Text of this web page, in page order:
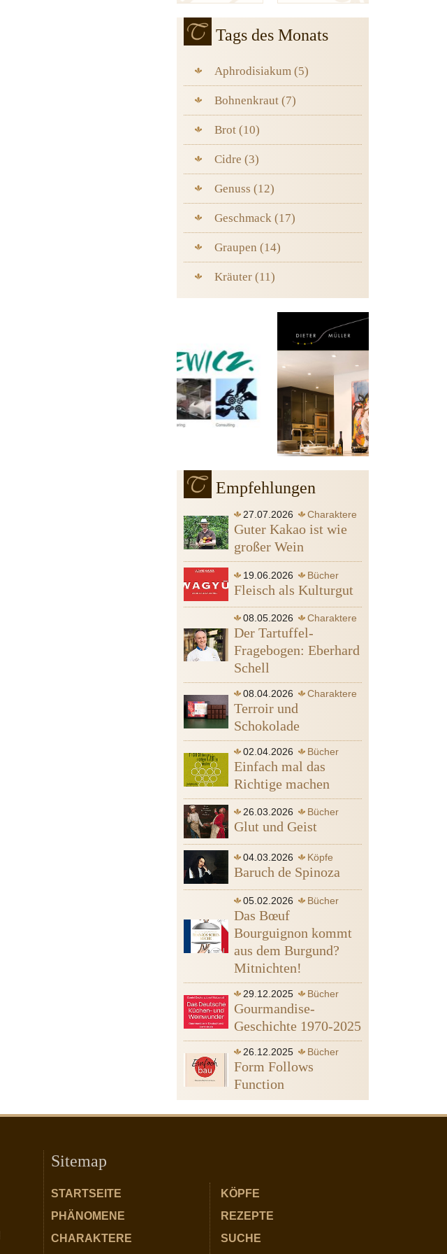
Tags des Monats
Aphrodisiakum (5)
Bohnenkraut (7)
Brot (10)
Cidre (3)
Genuss (12)
Geschmack (17)
Graupen (14)
Kräuter (11)
Empfehlungen
27.07.2026 Charaktere
Guter Kakao ist wie
großer Wein
19.06.2026 Bücher
Fleisch als Kulturgut
08.05.2026 Charaktere
Der Tartuffel-
Fragebogen: Eberhard
Schell
08.04.2026
Charaktere
Bücher
Wein
Terroir und
Schokolade
02.04.2026
Bücher
Wein
Einfach mal das
Richtige machen
26.03.2026
Bücher
Ofen
Glut und Geist
04.03.2026
Köpfe
Sinn
Spinoza Baruch de
Leidenschaft
Heine Heinrich
Ägypten
Baruch de Spinoza
05.02.2026 Bücher
Das Bœuf
Bourguignon kommt
aus dem Burgund?
Mitnichten!
29.12.2025 Bücher
Gourmandise-
Geschichte 1970-2025
26.12.2025 Bücher
Form Follows
Function
Sitemap
STARTSEITE
PHÄNOMENE
CHARAKTERE
KÖPFE
REZEPTE
SUCHE